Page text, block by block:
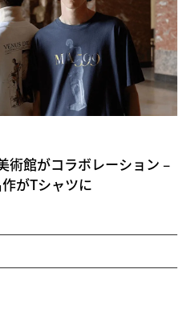
術館がコラボレーション –
がTシャツに